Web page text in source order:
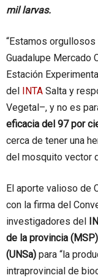
mil larvas.
“Estamos
Guadalupe Mercado
Estación
del INTA Salta y
Vegetal–, y no es
eficacia del 97 por
cerca de tener una
del mosquito vector
El aporte valioso de
con la firma del
investigadores del
de la provincia
(UNSa) para “la
intraprovincial de